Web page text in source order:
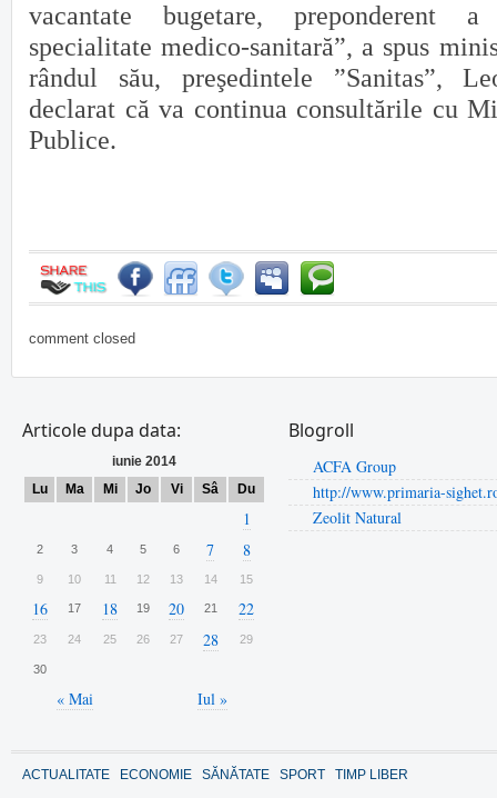
vacantate bugetare, preponderent
specialitate medico-sanitară”, a spus
rândul său, preşedintele ”Sanitas”,
declarat că va continua consultările cu
Publice.
comment closed
Articole dupa data:
iunie 2014
Lu
Ma Mi Jo Vi Sâ Du
« Mai Iul »
1
2 3 4 5 6 7 8
9 10 11 12 13 14 15
16 17 18 19 20 21 22
23 24 25 26 27 28 29
30
Blogroll
ACFA Group
http://www.primaria-
Zeolit Natural
ACTUALITATE ECONOMIE SĂNĂTATE SPORT TIMP LIBER